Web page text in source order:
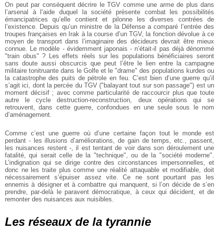
On peut par conséquent décrire le TGV comme une arme de plus dans
l’arsenal à l’aide duquel la société présente combat les possibilités
émancipatrices qu’elle contient et pilonne les diverses contrées de
l’existence. Depuis qu’un ministre de la Défense a comparé l’entrée des
troupes françaises en Irak à la course d’un TGV, la fonction dévolue à ce
moyen de transport dans l’imaginaire des décideurs devrait être mieux
connue. Le modèle - évidemment japonais - n’était-il pas déjà dénommé
"train obus" ? Les effets réels sur les populations bénéficiaires seront
sans doute aussi obscurcis que peut l’être le lien entre la campagne
militaire tonitruante dans le Golfe et le "drame" des populations kurdes ou
la catastrophe des puits de pétrole en feu. C’est bien d’une guerre qu’il
s’agit ici, dont la percée du TGV ("balayant tout sur son passage") est un
moment décisif ; avec comme particularité de raccourcir plus que toute
autre le cycle destruction-reconstruction, deux opérations qui se
retrouvent, dans cette guerre, confondues en une seule sous le nom
d’aménagement.
Comme c’est une guerre où d’une certaine façon tout le monde est
perdant - les illusions d’améliorations, de gain de temps, etc., passent,
les nuisances restent -, il est tentant de voir dans son déroulement une
fatalité, qui serait celle de la "technique", ou de la "société moderne".
L’indignation qui se dirige contre des circonstances impersonnelles, et
donc ne les traite plus comme une réalité attaquable et modifiable, doit
nécessairement s’épuiser assez vite. Ce ne sont pourtant pas les
ennemis à désigner et à combattre qui manquent, si l’on décide de s’en
prendre, par-delà le paravent démocratique, à ceux qui décident, et de
remonter des nuisances aux nuisibles.
Les réseaux de la tyrannie